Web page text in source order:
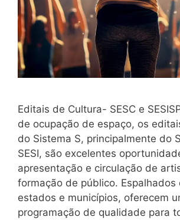
Editais de Cultura- SESC e
de ocupação de espaço, os
do Sistema S, principalmente do
SESI, são excelentes
apresentação e circulação de
formação de público. Espalhados
estados e municípios, oferecem
programação de qualidade para